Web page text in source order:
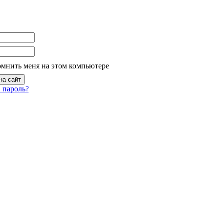
меня на этом компьютере